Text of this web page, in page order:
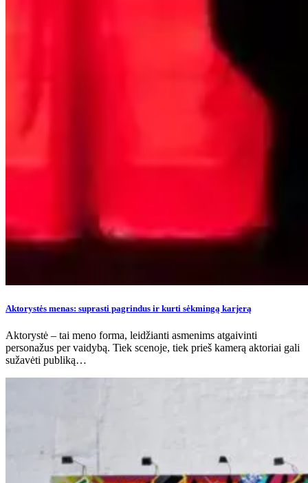
Aktorystės menas: suprasti pagrindus ir kurti sėkmingą karjerą
Aktorystė – tai meno forma, leidžianti asmenims atgaivinti
personažus per vaidybą. Tiek scenoje, tiek prieš kamerą aktoriai gali
sužavėti publiką…